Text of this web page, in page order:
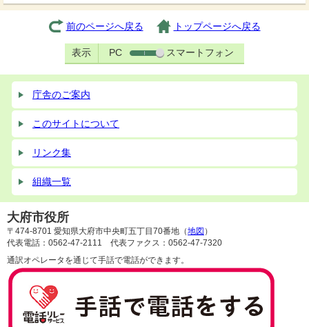
前のページへ戻る トップページへ戻る
表示 PC スマートフォン
庁舎のご案内
このサイトについて
リンク集
組織一覧
大府市役所
〒474-8701 愛知県大府市中央町五丁目70番地（地図 ）
代表電話：0562-47-2111 代表ファクス：0562-47-7320
通訳オペレータを通じて手話で電話ができます。